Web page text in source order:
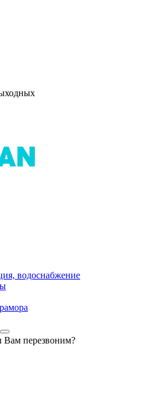
водоснабжение
Вам перезвоним?